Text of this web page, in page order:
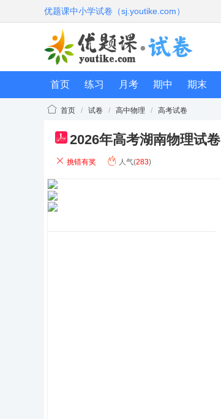
优题课中小学试卷（sj.youtike.com）
首页 练习 月考 期中 期末
首页 / 试卷 / 高中物理 / 高考试卷
pdf 2026年高考湖南物理试卷
挑错有奖 人气(283)